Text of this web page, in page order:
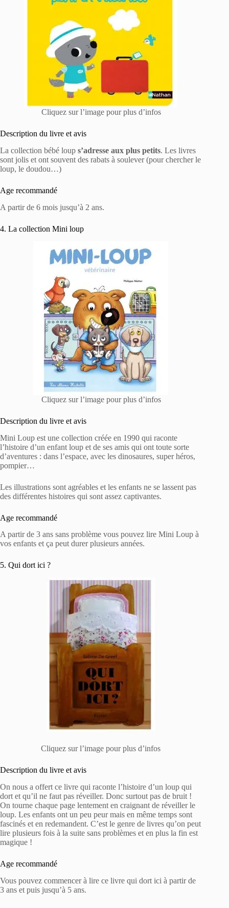
Cliquez sur l’image pour plus d’infos
Description du livre et avis
La collection bébé loup s’adresse aux plus petits. Les livres
sont jolis et ont souvent des rabats à soulever (pour chercher le
loup, le doudou…)
Age recommandé
A partir de 6 mois jusqu’à 2 ans.
4. La collection Mini loup
Cliquez sur l’image pour plus d’infos
Description du livre et avis
Mini Loup est une collection créée en 1990 qui raconte
l’histoire d’un enfant loup et de ses amis qui ont toute sorte
d’aventures : dans l’espace, avec les dinosaures, super héros,
pompier…
Les illustrations sont agréables et les enfants ne se lassent pas
des différentes histoires qui sont assez captivantes.
Age recommandé
A partir de 3 ans sans problème vous pouvez lire Mini Loup à
vos enfants et ça peut durer plusieurs années.
5. Qui dort ici ?
Cliquez sur l’image pour plus d’infos
Description du livre et avis
On nous a offert ce livre qui raconte l’histoire d’un loup qui
dort et qu’il ne faut pas réveiller. Donc surtout pas de bruit !
On tourne chaque page lentement en craignant de réveiller le
loup. Les enfants ont un peu peur mais en même temps sont
fascinés et en redemandent. C’est le genre de livres qu’on peut
lire plusieurs fois à la suite sans problèmes et en plus la fin est
magique !
Age recommandé
Vous pouvez commencer à lire ce livre qui dort ici à partir de
3 ans et puis jusqu’à 5 ans.